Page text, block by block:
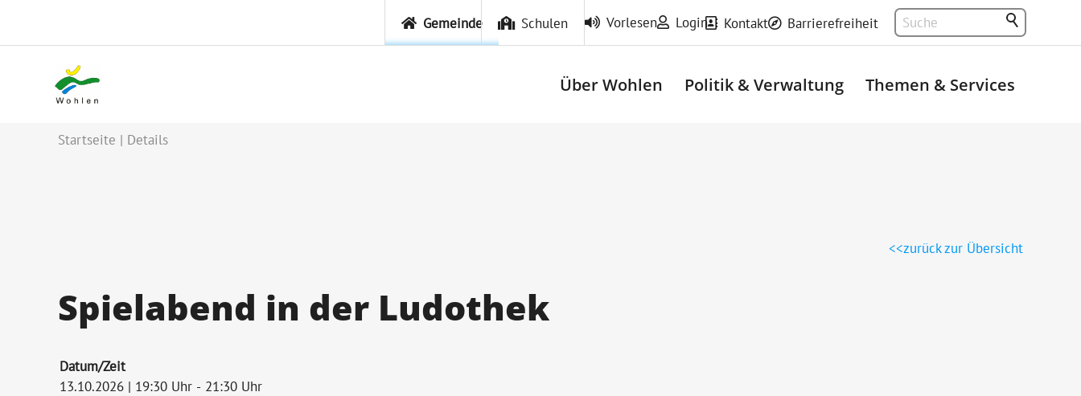
Barrierefreiheit
Kontakt
Login
Gemeinde Schulen Vorlesen
Über Wohlen Politik & Verwaltung Themen & Services
Startseite Details
zurück zur Übersicht
Spielabend in der Ludothek
Datum/Zeit
13.10.2026 | 19:30 Uhr - 21:30 Uhr